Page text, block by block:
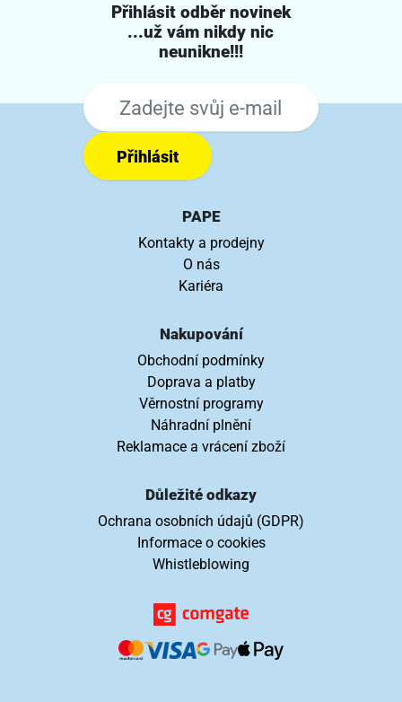
Přihlásit odběr novinek
...už vám nikdy nic
neunikne!!!
Přihlásit
PAPE
Kontakty a prodejny
O nás
Kariéra
Nakupování
Obchodní podmínky
Doprava a platby
Věrnostní programy
Náhradní plnění
Reklamace a vrácení zboží
Důležité odkazy
Ochrana osobních údajů (GDPR)
Informace o cookies
Whistleblowing